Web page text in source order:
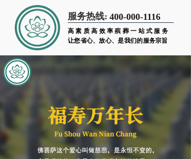
服务热线: 400-000-1116
高素质高效率殡葬一站式服务
让您省心、放心、是我们的服务宗旨